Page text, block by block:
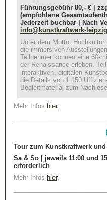
Führungsgebühr 80,- € |
(empfohlene
Jederzeit buchbar | Nach
info@kunstkraftwerk-
Unter dem Motto
die immersiven
Teilnehmer können eine 60-
der Renaissance erleben.
interaktiven, digitalen
die Details von 1.150
Begleitmaterial zum
Mehr Infos hier.
Tour zum Kunstkraftwerk
Sa & So | jeweils 11:00 und
erforderlich
Mehr Infos hier.